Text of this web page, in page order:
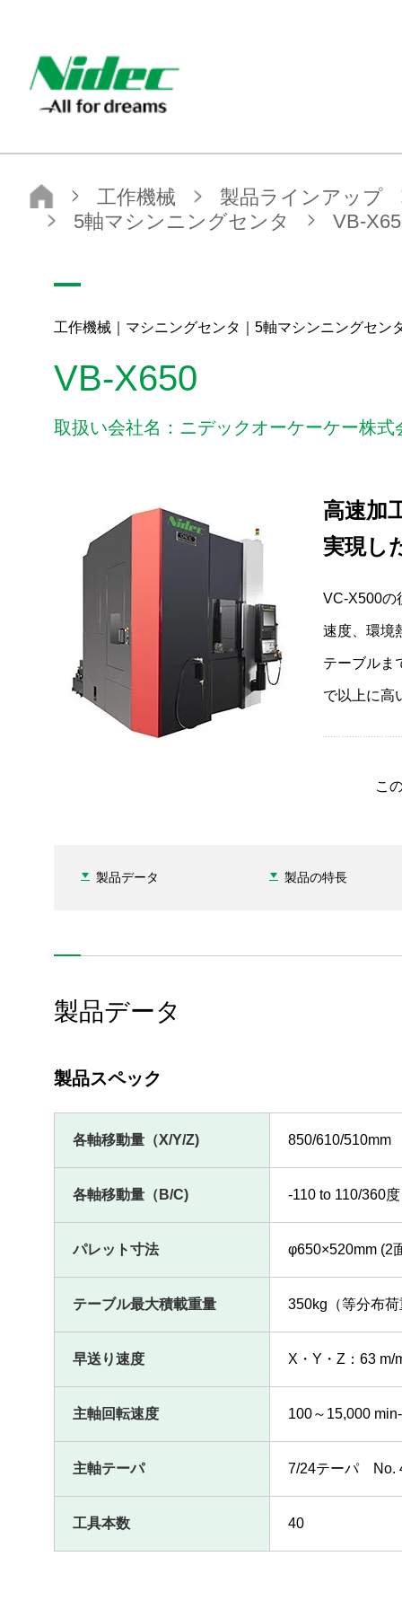
ニデック株式会社
工作機械 製品ラインアップ
5軸マシンニングセンタ
VB-X650
工作機械｜マシニングセンタ｜5軸マシンニングセン
VB-X650
取扱い会社名：ニデックオーケーケー株式
高速加
実現し
VC-X500の
速度、環境
テーブルま
で以上に高
こ
製品データ 製品の特長
製品データ
製品スペック
各軸移動量（X/Y/Z) 850/610/510mm
各軸移動量（B/C) -110 to 110/360度
パレット寸法 φ650×520mm (2
テーブル最大積載重量 350kg（等分布
早送り速度 X・Y・Z：63 m/
主軸回転速度 100～15,000
主軸テーパ 7/24テーパ No.
工具本数 40